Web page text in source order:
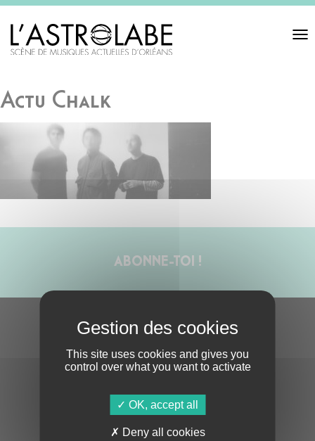
Toggle
Actu Chalk
ABONNE-TOI !
S'ABONNER À LA NEWSLETTER
En cochant cette case, j’accepte la Politique de confidentialité
This site uses cookies and gives you
control over what you want to activate
OK, accept all
Deny all cookies